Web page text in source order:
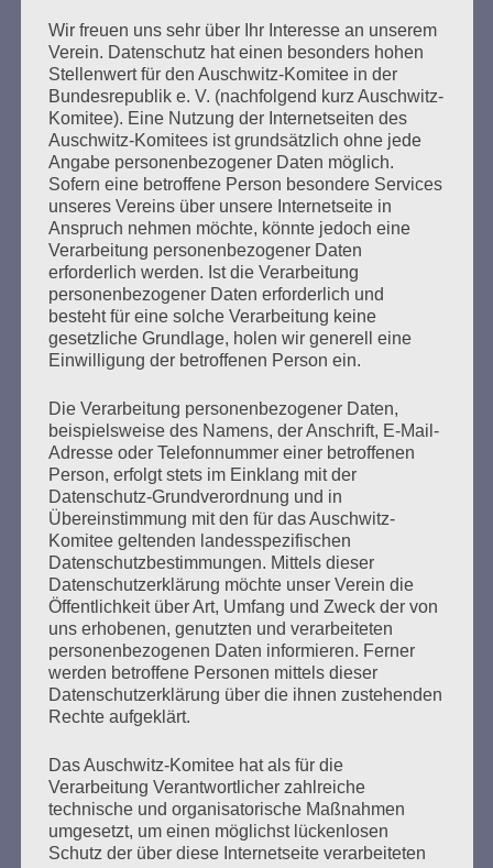
Hannoverscher Bahnhof: Hamburg
hat ein Problem
Erstellt am22. Juni 2021
Gemeinsame Erklärung zum Verfahren um das
Dokumentationszentrum Hannoverscher Bahnhof: das
Auschwitz-Komitee, die Rom und Cinti Union Hamburg
und der Landesverein der Sinti in Hamburg mahnen.
mehr ...
Seitennummerierung
der
Beiträge
Zurück 14
Ich kann mir nichts Schlimmeres vorstellen, als dass
die Erfahrung meiner Generation in Vergessenheit
gerät. Dann wären alle Opfer des Faschismus und
des Krieges, alles, was wir erlitten haben, umsonst
gewesen.
euch, liebe Freundinnen und Freunde! Eine bessere
Welt ist möglich!
Esther Bejarano - 6. September 2019
Wir freuen uns sehr über Ihr Interesse an unserem
Verein. Datenschutz hat einen besonders hohen
Stellenwert für den Auschwitz-Komitee in der
Bundesrepublik e. V. (nachfolgend kurz Auschwitz-
Komitee). Eine Nutzung der Internetseiten des
Auschwitz-Komitees ist grundsätzlich ohne jede
Angabe personenbezogener Daten möglich.
Sofern eine betroffene Person besondere Services
unseres Vereins über unsere Internetseite in
Anspruch nehmen möchte, könnte jedoch eine
Verarbeitung personenbezogener Daten
erforderlich werden. Ist die Verarbeitung
personenbezogener Daten erforderlich und
besteht für eine solche Verarbeitung keine
gesetzliche Grundlage, holen wir generell eine
Einwilligung der betroffenen Person ein.
Die Verarbeitung personenbezogener Daten,
beispielsweise des Namens, der Anschrift, E-Mail-
Adresse oder Telefonnummer einer betroffenen
Person, erfolgt stets im Einklang mit der
Datenschutz-Grundverordnung und in
Übereinstimmung mit den für das Auschwitz-
Komitee geltenden landesspezifischen
Datenschutzbestimmungen. Mittels dieser
Datenschutzerklärung möchte unser Verein die
Öffentlichkeit über Art, Umfang und Zweck der von
uns erhobenen, genutzten und verarbeiteten
personenbezogenen Daten informieren. Ferner
werden betroffene Personen mittels dieser
Datenschutzerklärung über die ihnen zustehenden
Rechte aufgeklärt.
Das Auschwitz-Komitee hat als für die
Verarbeitung Verantwortlicher zahlreiche
technische und organisatorische Maßnahmen
umgesetzt, um einen möglichst lückenlosen
Schutz der über diese Internetseite verarbeiteten